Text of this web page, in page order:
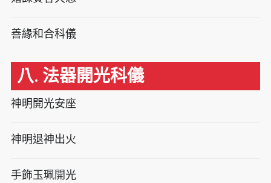
善緣和合科儀
八. 法器開光科儀
神明開光安座
神明退神出火
手飾玉珮開光